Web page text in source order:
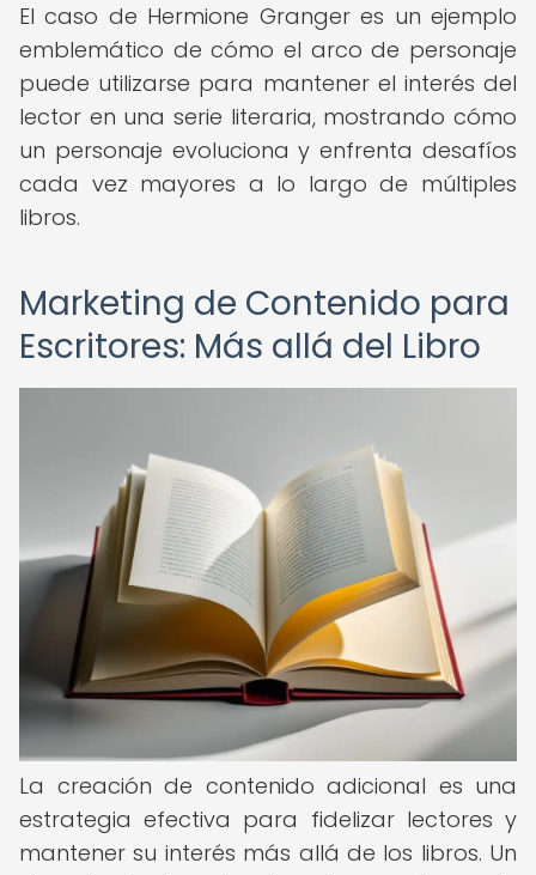
El caso de Hermione Granger es un ejemplo
emblemático de cómo el arco de personaje
puede utilizarse para mantener el interés del
lector en una serie literaria, mostrando cómo
un personaje evoluciona y enfrenta desafíos
cada vez mayores a lo largo de múltiples
libros.
Marketing de Contenido para
Escritores: Más allá del Libro
La creación de contenido adicional es una
estrategia efectiva para fidelizar lectores y
mantener su interés más allá de los libros. Un